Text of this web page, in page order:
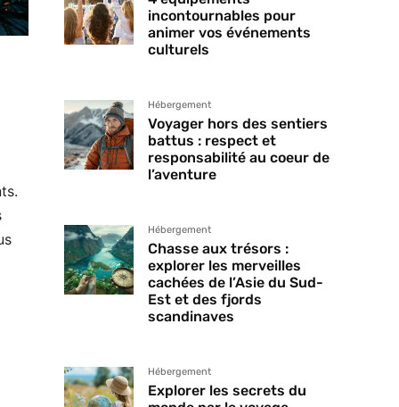
incontournables pour
animer vos événements
culturels
Hébergement
Voyager hors des sentiers
battus : respect et
responsabilité au coeur de
l’aventure
Hébergement
Chasse aux trésors :
explorer les merveilles
cachées de l’Asie du Sud-
Est et des fjords
scandinaves
Hébergement
Explorer les secrets du